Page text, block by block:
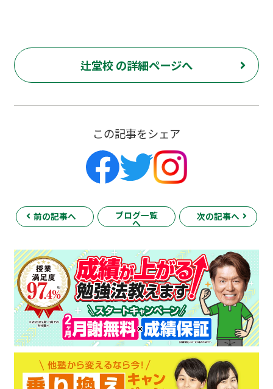
辻堂校 の詳細ページへ
この記事をシェア
前の記事へ ブログ一覧
へ
次の記事へ